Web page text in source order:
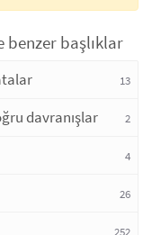
benzer başlıklar
13
davranışlar 2
4
26
252